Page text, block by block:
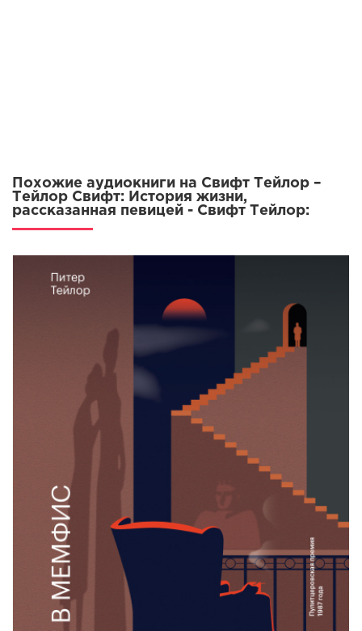
Похожие аудиокниги на Свифт Тейлор –
Тейлор Свифт: История жизни,
рассказанная певицей - Свифт Тейлор: